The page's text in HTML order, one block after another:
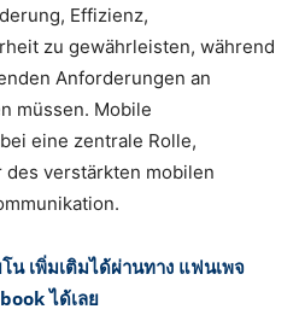
Effizienz,
zu gewährleisten, während
Anforderungen an
müssen. Mobile
eine zentrale Rolle,
verstärkten mobilen
น เพิ่มเติมได้ผ่านทาง แฟนเพจ
ได้เลย